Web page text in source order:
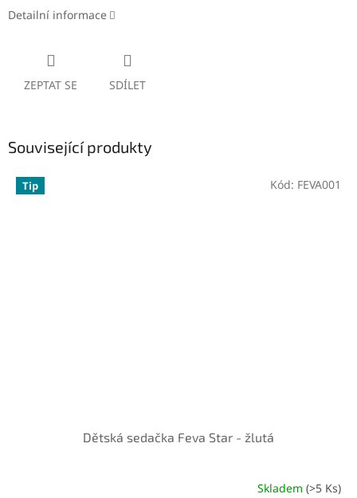
Detailní informace
ZEPTAT SE SDÍLET
Související produkty
Tip
Dětská sedačka Feva Star - žlutá
Skladem (>5 Ks)
Kód: FEVA001